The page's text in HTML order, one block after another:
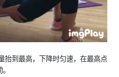
抬到最高，下降时匀速，在最高点